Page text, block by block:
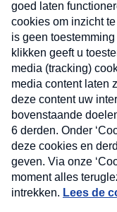
Nieuwsbrief
Neem hier een
nieuwsbrief. Elke